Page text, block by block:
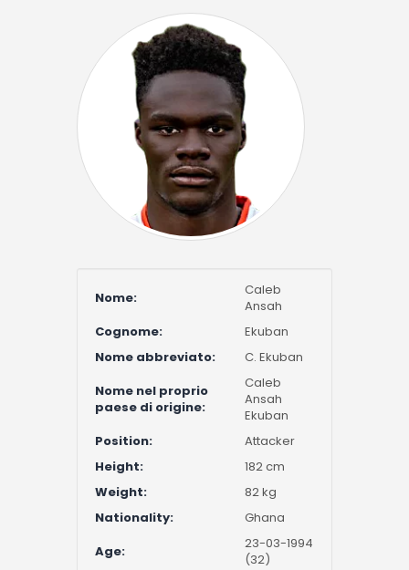
Lo Sapevi Che
Fantacalcio
I consigli di Giulia
Serie A
Nome:
Caleb
Ansah
Cognome:
Ekuban
Nome abbreviato:
C. Ekuban
Nome nel proprio
paese di origine:
Caleb
Ansah
Ekuban
Position:
Attacker
Height:
182 cm
Weight:
82 kg
Nationality:
Ghana
Age:
23-03-1994
(32)